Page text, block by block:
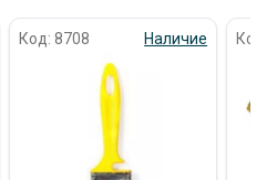
Код: 8708 Наличие